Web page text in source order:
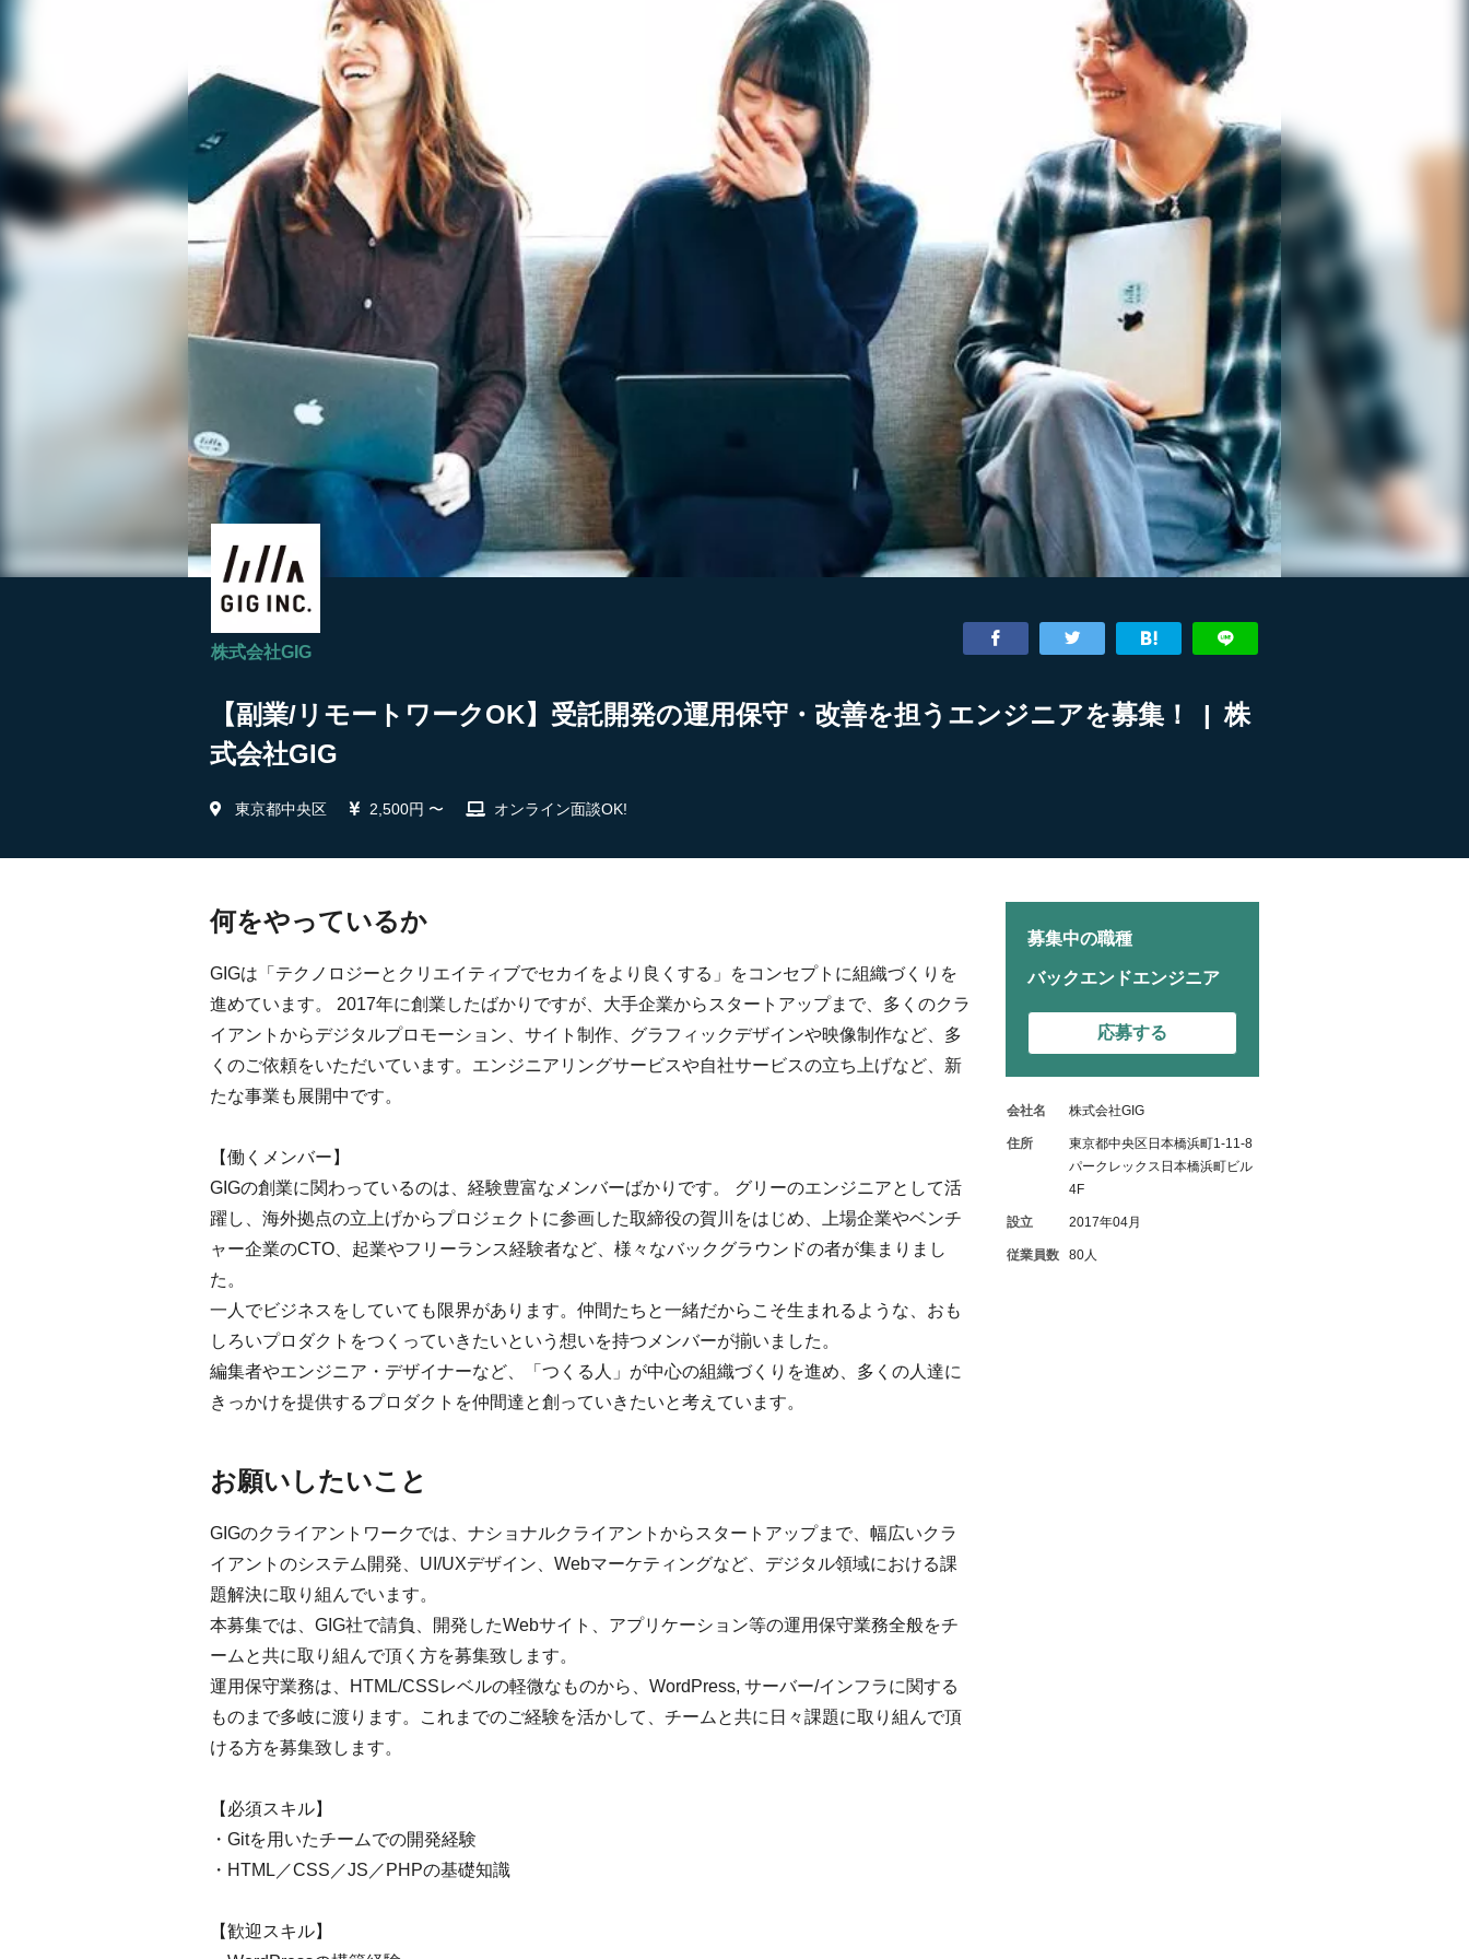
株式会社GIG
【副業/リモートワークOK】受託開発の運用保守・改善を担うエンジニアを募集！ | 株
式会社GIG
東京都中央区 2,500円 〜 オンライン面談OK!
何をやっているか
GIGは「テクノロジーとクリエイティブでセカイをより良くする」をコンセプトに組織づくりを
進めています。 2017年に創業したばかりですが、大手企業からスタートアップまで、多くのクラ
イアントからデジタルプロモーション、サイト制作、グラフィックデザインや映像制作など、多
くのご依頼をいただいています。エンジニアリングサービスや自社サービスの立ち上げなど、新
たな事業も展開中です。
【働くメンバー】
GIGの創業に関わっているのは、経験豊富なメンバーばかりです。 グリーのエンジニアとして活
躍し、海外拠点の立上げからプロジェクトに参画した取締役の賀川をはじめ、上場企業やベンチ
ャー企業のCTO、起業やフリーランス経験者など、様々なバックグラウンドの者が集まりまし
た。
一人でビジネスをしていても限界があります。仲間たちと一緒だからこそ生まれるような、おも
しろいプロダクトをつくっていきたいという想いを持つメンバーが揃いました。
編集者やエンジニア・デザイナーなど、「つくる人」が中心の組織づくりを進め、多くの人達に
きっかけを提供するプロダクトを仲間達と創っていきたいと考えています。
お願いしたいこと
GIGのクライアントワークでは、ナショナルクライアントからスタートアップまで、幅広いクラ
イアントのシステム開発、UI/UXデザイン、Webマーケティングなど、デジタル領域における課
題解決に取り組んでいます。
本募集では、GIG社で請負、開発したWebサイト、アプリケーション等の運用保守業務全般をチ
ームと共に取り組んで頂く方を募集致します。
運用保守業務は、HTML/CSSレベルの軽微なものから、WordPress, サーバー/インフラに関する
ものまで多岐に渡ります。これまでのご経験を活かして、チームと共に日々課題に取り組んで頂
ける方を募集致します。
【必須スキル】
・Gitを用いたチームでの開発経験
・HTML／CSS／JS／PHPの基礎知識
【歓迎スキル】
募集中の職種
バックエンドエンジニア
応募する
会社名 株式会社GIG
住所
東京都中央区日本橋浜町1-11-8
パークレックス日本橋浜町ビル
4F
設立 2017年04月
従業員数 80人